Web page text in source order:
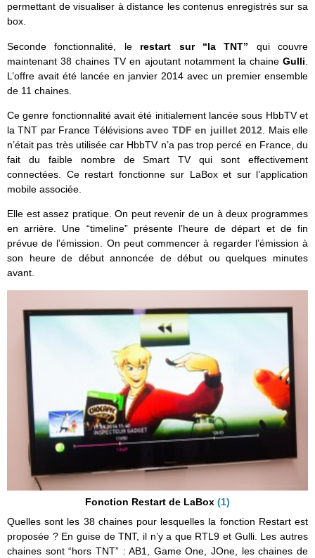
permettant de visualiser à distance les contenus enregistrés sur sa
box.
Seconde fonctionnalité, le restart sur “la TNT” qui couvre
maintenant 38 chaines TV en ajoutant notamment la chaine Gulli
L’offre avait été lancée en janvier 2014 avec un premier ensemble
de 11 chaines.
Ce genre fonctionnalité avait été initialement lancée sous HbbTV et
la TNT par France Télévisionsavec TDF en juillet 2012 . Mais elle
n’était pas très utilisée car HbbTV n’a pas trop percé en France, du
fait du faible nombre de Smart TV qui sont effectivement
connectées. Ce restart fonctionne sur LaBox et sur l’application
mobile associée.
Elle est assez pratique. On peut revenir de un à deux programmes
en arrière. Une “timeline” présente l’heure de départ et de fin
prévue de l’émission. On peut commencer à regarder l’émission à
son heure de début annoncée de début ou quelques minutes
avant.
Fonction Restart de LaBox (1)
Quelles sont les 38 chaines pour lesquelles la fonction Restart est
proposée ? En guise de TNT, il n’y a que RTL9 et Gulli. Les autres
chaines sont “hors TNT” : AB1, Game One, JOne, les chaines de